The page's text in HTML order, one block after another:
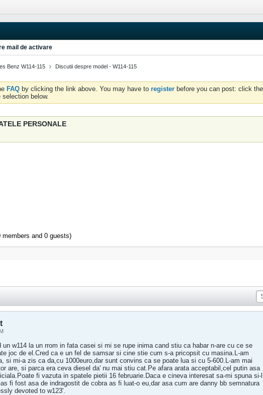
mail de activare
Benz W114-115 Discutii despre model - W114-115
FAQ by clicking the link above. You may have to register before you can post: click
below.
PERSONALE
and 0 guests)
un w114 la un rrom in fata casei si mi se rupe inima cand stiu ca habar n-are cu ce se
joc de el.Cred ca e un fel de samsar si cine stie cum s-a pricopsit cu masina.L-am
si mi-a zis ca da,cu 1000euro,dar sunt convins ca se poate lua si cu 5-600.L-am mai
are, si parca era ceva diesel da' nu mai stiu cat.Pe afara arata acceptabil,cel putin asa
fi vazuta in spatele pietii 16 februarie.Daca e cineva interesat sa-mi spuna si-l
fi fost asa de indragostit de cobra as fi luat-o eu,dar asa cum are danny bb semnatura
devoted to w123'.